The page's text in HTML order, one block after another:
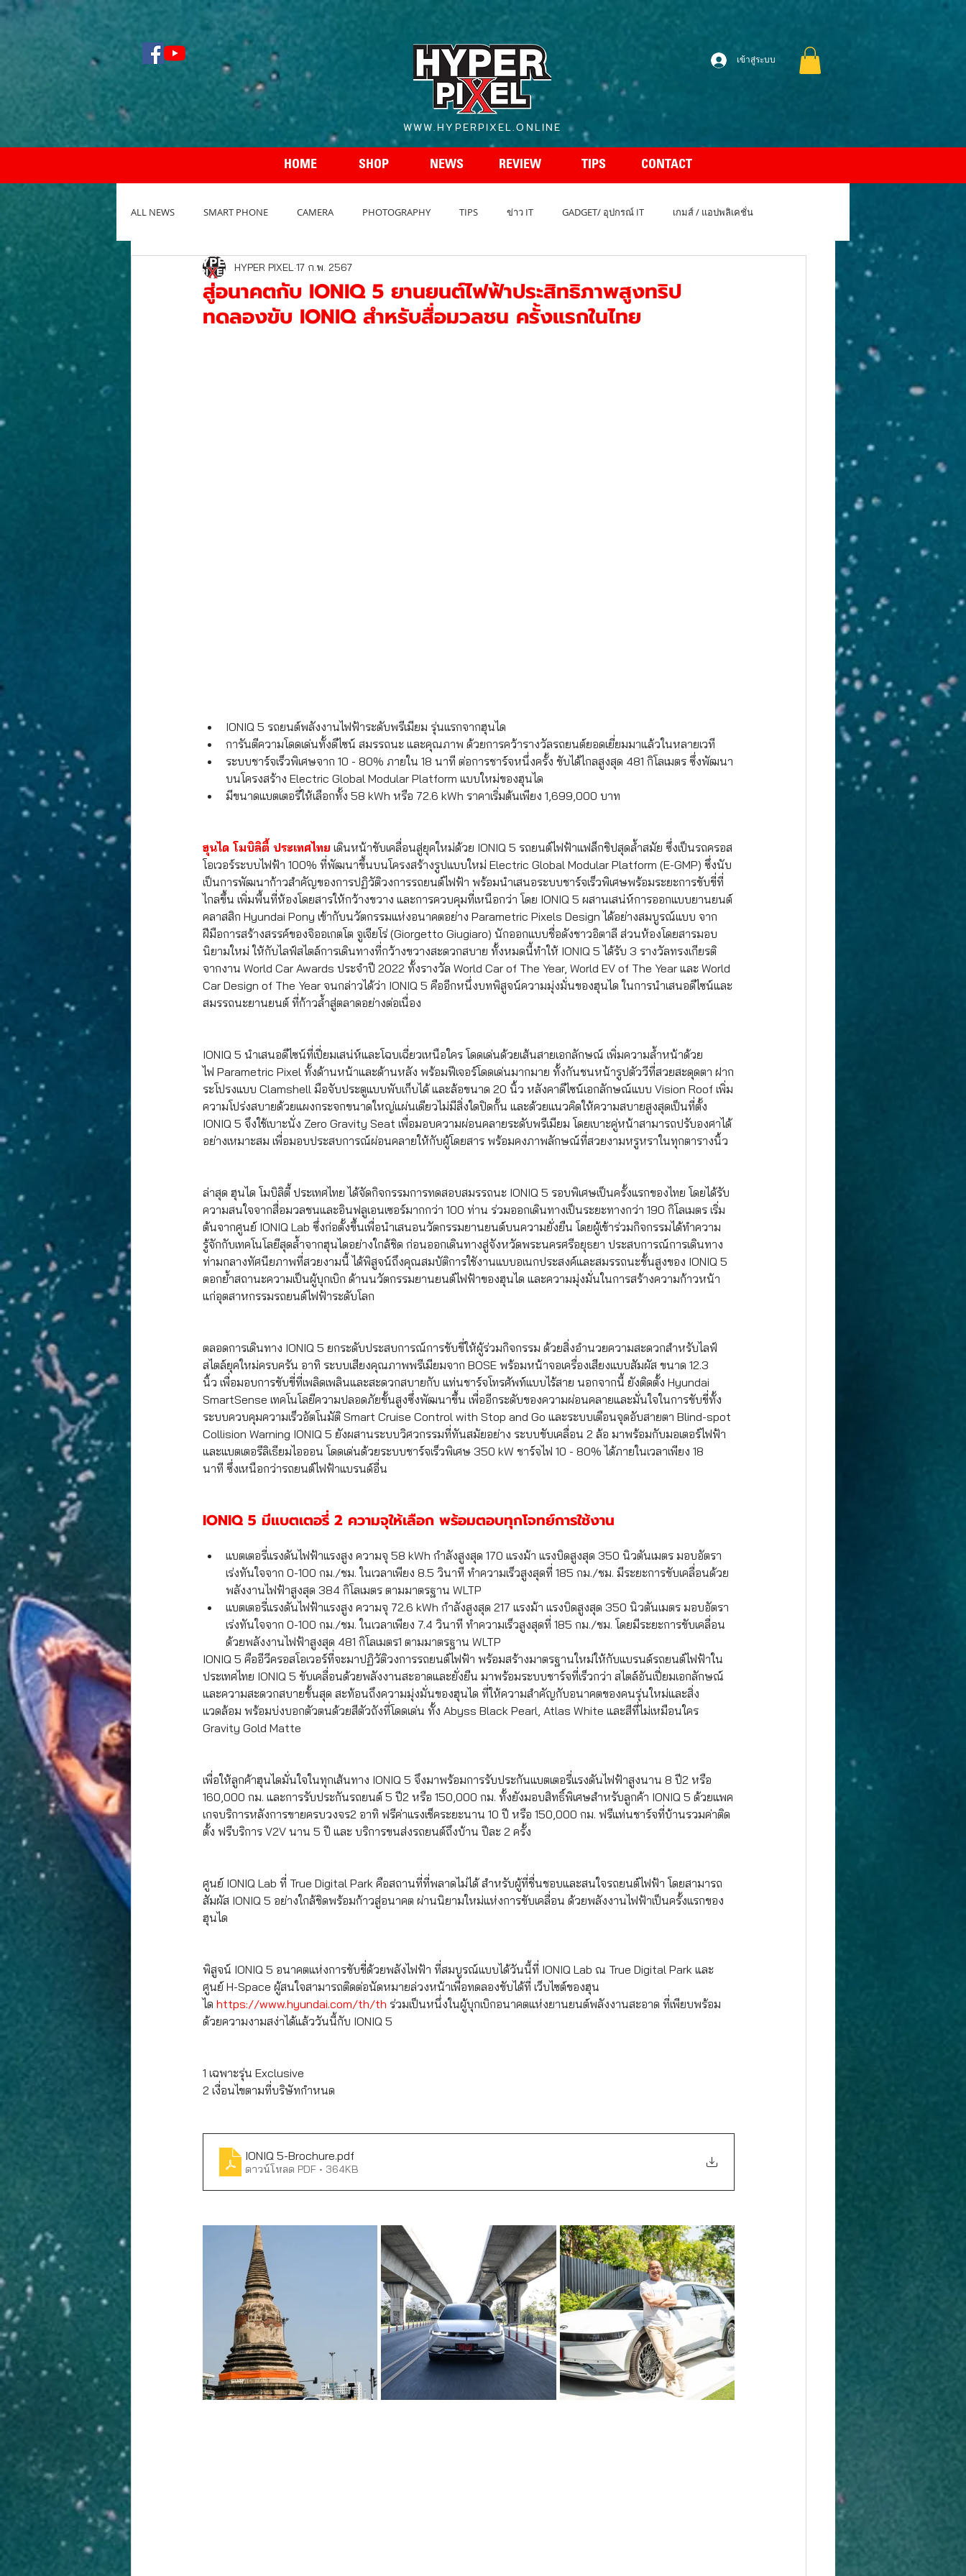
เข้าสู่ระบบ
WWW.HYPERPIXEL.ONLINE
HOME SHOP NEWS REVIEW TIPS CONTACT
ALL NEWS SMART PHONE CAMERA PHOTOGRAPHY TIPS ข่าว IT GADGET/ อุปกรณ์ IT เกมส์ / แอปพลิเคชั่น
NOTEBOOK / PC REVIEW กล้อง REVIEW โทรศัพท์
งานประกวดภาพวาด PR-NEWS
สู่อนาคตกับ IONIQ 5 ยานยนต์ไฟฟ้าประสิทธิภาพสูงทริป
ทดลองขับ IONIQ สำหรับสื่อมวลชน ครั้งแรกในไทย
HYPER PIXEL17 ก.พ. 2567
IONIQ 5 รถยนต์พลังงานไฟฟ้าระดับพรีเมียม รุ่นแรกจากฮุนได
การันตีความโดดเด่นทั้งดีไซน์ สมรรถนะ และคุณภาพ ด้วยการคว้ารางวัลรถยนต์ยอดเยี่ยมมาแล้วในหลายเวที
ระบบชาร์จเร็วพิเศษจาก 10 - 80% ภายใน 18 นาที ต่อการชาร์จหนึ่งครั้ง ขับได้ไกลสูงสุด 481 กิโลเมตร ซึ่งพัฒนา
บนโครงสร้าง Electric Global Modular Platform แบบใหม่ของฮุนได
มีขนาดแบตเตอรี่ให้เลือกทั้ง 58 kWh หรือ 72.6 kWh ราคาเริ่มต้นเพียง 1,699,000 บาท
ฮุนได โมบิลิตี้ ประเทศไทย เดินหน้าขับเคลื่อนสู่ยุคใหม่ด้วย IONIQ 5 รถยนต์ไฟฟ้าแฟล็กชิปสุดล้ำสมัย ซึ่งเป็นรถครอส
โอเวอร์ระบบไฟฟ้า 100% ที่พัฒนาขึ้นบนโครงสร้างรูปแบบใหม่ Electric Global Modular Platform (E-GMP) ซึ่งนับ
เป็นการพัฒนาก้าวสำคัญของการปฏิวัติวงการรถยนต์ไฟฟ้า พร้อมนำเสนอระบบชาร์จเร็วพิเศษพร้อมระยะการขับขี่ที่
ไกลขึ้น เพิ่มพื้นที่ห้องโดยสารให้กว้างขวาง และการควบคุมที่เหนือกว่า โดย IONIQ 5 ผสานเสน่ห์การออกแบบยานยนต์
คลาสสิก Hyundai Pony เข้ากับนวัตกรรมแห่งอนาคตอย่าง Parametric Pixels Design ได้อย่างสมบูรณ์แบบ จาก
ฝีมือการสร้างสรรค์ของจิออเกตโต จูเจียโร่ (Giorgetto Giugiaro) นักออกแบบชื่อดังชาวอิตาลี ส่วนห้องโดยสารมอบ
นิยามใหม่ ให้กับไลฟ์สไตล์การเดินทางที่กว้างขวางสะดวกสบาย ทั้งหมดนี้ทำให้ IONIQ 5 ได้รับ 3 รางวัลทรงเกียรติ
จากงาน World Car Awards ประจำปี 2022 ทั้งรางวัล World Car of The Year, World EV of The Year และ World
Car Design of The Year จนกล่าวได้ว่า IONIQ 5 คืออีกหนึ่งบทพิสูจน์ความมุ่งมั่นของฮุนได ในการนำเสนอดีไซน์และ
สมรรถนะยานยนต์ ที่ก้าวล้ำสู่ตลาดอย่างต่อเนื่อง
IONIQ 5 นำเสนอดีไซน์ที่เปี่ยมเสน่ห์และโฉบเฉี่ยวเหนือใคร โดดเด่นด้วยเส้นสายเอกลักษณ์ เพิ่มความล้ำหน้าด้วย
ไฟ Parametric Pixel ทั้งด้านหน้าและด้านหลัง พร้อมฟีเจอร์โดดเด่นมากมาย ทั้งกันชนหน้ารูปตัววีที่สวยสะดุดตา ฝาก
ระโปรงแบบ Clamshell มือจับประตูแบบพับเก็บได้ และล้อขนาด 20 นิ้ว หลังคาดีไซน์เอกลักษณ์แบบ Vision Roof เพิ่ม
ความโปร่งสบายด้วยแผงกระจกขนาดใหญ่แผ่นเดียวไม่มีสิ่งใดปิดกั้น และด้วยแนวคิดให้ความสบายสูงสุดเป็นที่ตั้ง
IONIQ 5 จึงใช้เบาะนั่ง Zero Gravity Seat เพื่อมอบความผ่อนคลายระดับพรีเมียม โดยเบาะคู่หน้าสามารถปรับองศาได้
อย่างเหมาะสม เพื่อมอบประสบการณ์ผ่อนคลายให้กับผู้โดยสาร พร้อมคงภาพลักษณ์ที่สวยงามหรูหราในทุกตารางนิ้ว
ล่าสุด ฮุนได โมบิลิตี้ ประเทศไทย ได้จัดกิจกรรมการทดสอบสมรรถนะ IONIQ 5 รอบพิเศษเป็นครั้งแรกของไทย โดยได้รับ
ความสนใจจากสื่อมวลชนและอินฟลูเอนเซอร์มากกว่า 100 ท่าน ร่วมออกเดินทางเป็นระยะทางกว่า 190 กิโลเมตร เริ่ม
ต้นจากศูนย์ IONIQ Lab ซึ่งก่อตั้งขึ้นเพื่อนำเสนอนวัตกรรมยานยนต์บนความยั่งยืน โดยผู้เข้าร่วมกิจกรรมได้ทำความ
รู้จักกับเทคโนโลยีสุดล้ำจากฮุนไดอย่างใกล้ชิด ก่อนออกเดินทางสู่จังหวัดพระนครศรีอยุธยา ประสบการณ์การเดินทาง
ท่ามกลางทัศนียภาพที่สวยงามนี้ ได้พิสูจน์ถึงคุณสมบัติการใชังานแบบอเนกประสงค์และสมรรถนะขั้นสูงของ IONIQ 5
ตอกย้ำสถานะความเป็นผู้บุกเบิก ด้านนวัตกรรมยานยนต์ไฟฟ้าของฮุนได และความมุ่งมั่นในการสร้างความก้าวหน้า
แก่อุตสาหกรรมรถยนต์ไฟฟ้าระดับโลก
ตลอดการเดินทาง IONIQ 5 ยกระดับประสบการณ์การขับขี่ให้ผู้ร่วมกิจกรรม ด้วยสิ่งอำนวยความสะดวกสำหรับไลฟ์
สไตล์ยุคใหม่ครบครัน อาทิ ระบบเสียงคุณภาพพรีเมียมจาก BOSE พร้อมหน้าจอเครื่องเสียงแบบสัมผัส ขนาด 12.3
นิ้ว เพื่อมอบการขับขี่ที่เพลิดเพลินและสะดวกสบายกับ แท่นชาร์จโทรศัพท์แบบไร้สาย นอกจากนี้ ยังติดตั้ง Hyundai
SmartSense เทคโนโลยีความปลอดภัยขั้นสูงซึ่งพัฒนาขึ้น เพื่ออีกระดับของความผ่อนคลายและมั่นใจในการขับขี่ทั้ง
ระบบควบคุมความเร็วอัตโนมัติ Smart Cruise Control with Stop and Go และระบบเตือนจุดอับสายตา Blind-spot
Collision Warning IONIQ 5 ยังผสานระบบวิศวกรรมที่ทันสมัยอย่าง ระบบขับเคลื่อน 2 ล้อ มาพร้อมกับมอเตอร์ไฟฟ้า
และแบตเตอรีลิเธียมไอออน โดดเด่นด้วยระบบชาร์จเร็วพิเศษ 350 kW ชาร์จไฟ 10 - 80% ได้ภายในเวลาเพียง 18
นาที ซึ่งเหนือกว่ารถยนต์ไฟฟ้าแบรนด์อื่น
IONIQ 5 มีแบตเตอรี่ 2 ความจุให้เลือก พร้อมตอบทุกโจทย์การใช้งาน
แบตเตอรี่แรงดันไฟฟ้าแรงสูง ความจุ 58 kWh กำลังสูงสุด 170 แรงม้า แรงบิดสูงสุด 350 นิวตันเมตร มอบอัตรา
เร่งทันใจจาก 0-100 กม./ชม. ในเวลาเพียง 8.5 วินาที ทำความเร็วสูงสุดที่ 185 กม./ชม. มีระยะการขับเคลื่อนด้วย
พลังงานไฟฟ้าสูงสุด 384 กิโลเมตร ตามมาตรฐาน WLTP
แบตเตอรี่แรงดันไฟฟ้าแรงสูง ความจุ 72.6 kWh กำลังสูงสุด 217 แรงม้า แรงบิดสูงสุด 350 นิวตันเมตร มอบอัตรา
เร่งทันใจจาก 0-100 กม./ชม. ในเวลาเพียง 7.4 วินาที ทำความเร็วสูงสุดที่ 185 กม./ชม. โดยมีระยะการขับเคลื่อน
ด้วยพลังงานไฟฟ้าสูงสุด 481 กิโลเมตร1 ตามมาตรฐาน WLTP
IONIQ 5 คืออีวีครอสโอเวอร์ที่จะมาปฏิวัติวงการรถยนต์ไฟฟ้า พร้อมสร้างมาตรฐานใหม่ให้กับแบรนด์รถยนต์ไฟฟ้าใน
ประเทศไทย IONIQ 5 ขับเคลื่อนด้วยพลังงานสะอาดและยั่งยืน มาพร้อมระบบชาร์จที่เร็วกว่า สไตล์อันเปี่ยมเอกลักษณ์
และความสะดวกสบายขั้นสุด สะท้อนถึงความมุ่งมั่นของฮุนได ที่ให้ความสำคัญกับอนาคตของคนรุ่นใหม่และสิ่ง
แวดล้อม พร้อมบ่งบอกตัวตนด้วยสีตัวถังที่โดดเด่น ทั้ง Abyss Black Pearl, Atlas White และสีที่ไม่เหมือนใคร
Gravity Gold Matte
เพื่อให้ลูกค้าฮุนไดมั่นใจในทุกเส้นทาง IONIQ 5 จึงมาพร้อมการรับประกันแบตเตอรี่แรงดันไฟฟ้าสูงนาน 8 ปี2 หรือ
160,000 กม. และการรับประกันรถยนต์ 5 ปี2 หรือ 150,000 กม. ทั้งยังมอบสิทธิ์พิเศษสำหรับลูกค้า IONIQ 5 ด้วยแพค
เกจบริการหลังการขายครบวงจร2 อาทิ ฟรีค่าแรงเช็คระยะนาน 10 ปี หรือ 150,000 กม. ฟรีแท่นชาร์จที่บ้านรวมค่าติด
ตั้ง ฟรีบริการ V2V นาน 5 ปี และ บริการขนส่งรถยนต์ถึงบ้าน ปีละ 2 ครั้ง
ศูนย์ IONIQ Lab ที่ True Digital Park คือสถานที่ที่พลาดไม่ได้ สำหรับผู้ที่ชื่นชอบและสนใจรถยนต์ไฟฟ้า โดยสามารถ
สัมผัส IONIQ 5 อย่างใกล้ชิดพร้อมก้าวสู่อนาคต ผ่านนิยามใหม่แห่งการขับเคลื่อน ด้วยพลังงานไฟฟ้าเป็นครั้งแรกของ
ฮุนได
พิสูจน์ IONIQ 5 อนาคตแห่งการขับขี่ด้วยพลังไฟฟ้า ที่สมบูรณ์แบบได้วันนี้ที่ IONIQ Lab ณ True Digital Park และ
ศูนย์ H-Space ผู้สนใจสามารถติดต่อนัดหมายล่วงหน้าเพื่อทดลองขับได้ที่ เว็บไซต์ของฮุน
ได https://www.hyundai.com/th/th ร่วมเป็นหนึ่งในผู้บุกเบิกอนาคตแห่งยานยนต์พลังงานสะอาด ที่เพียบพร้อม
ด้วยความงามสง่าได้แล้ววันนี้กับ IONIQ 5
1 เฉพาะรุ่น Exclusive
2 เงื่อนไขตามที่บริษัทกำหนด
IONIQ 5-Brochure.pdf
ดาวน์โหลด PDF • 364KB